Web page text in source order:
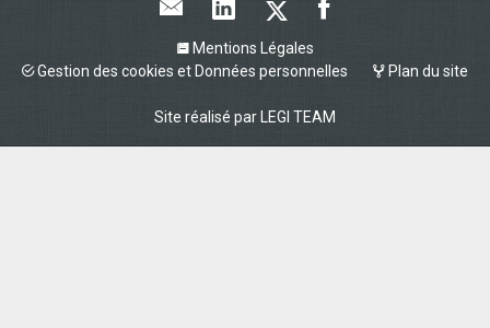
Mentions Légales
Gestion des cookies et Données personnelles
Plan du site
Site réalisé parLEGI TEAM